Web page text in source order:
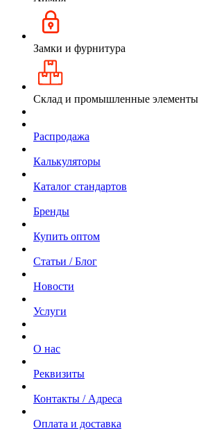
Замки и фурнитура
Склад и промышленные элементы
Распродажа
Калькуляторы
Каталог стандартов
Бренды
Купить оптом
Статьи / Блог
Новости
Услуги
О нас
Реквизиты
Контакты / Адреса
Оплата и доставка